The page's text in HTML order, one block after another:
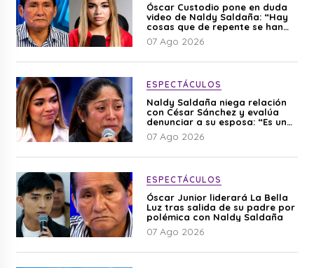
Óscar Custodio pone en duda
video de Naldy Saldaña: “Hay
cosas que de repente se han
editado”
07 Ago 2026
ESPECTÁCULOS
Naldy Saldaña niega relación
con César Sánchez y evalúa
denunciar a su esposa: “Es una
difamación”
07 Ago 2026
ESPECTÁCULOS
Óscar Junior liderará La Bella
Luz tras salida de su padre por
polémica con Naldy Saldaña
07 Ago 2026